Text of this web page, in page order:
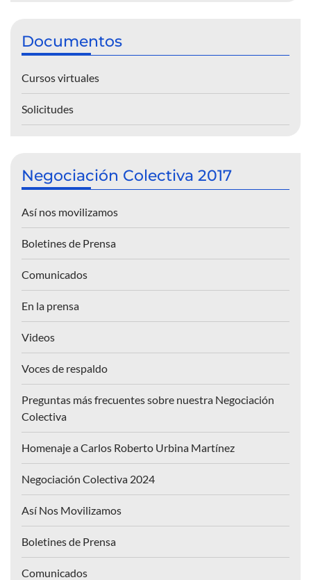
Documentos
Cursos virtuales
Solicitudes
Negociación Colectiva 2017
Así nos movilizamos
Boletines de Prensa
Comunicados
En la prensa
Videos
Voces de respaldo
Preguntas más frecuentes sobre nuestra Negociación
Colectiva
Homenaje a Carlos Roberto Urbina Martínez
Negociación Colectiva 2024
Así Nos Movilizamos
Boletines de Prensa
Comunicados